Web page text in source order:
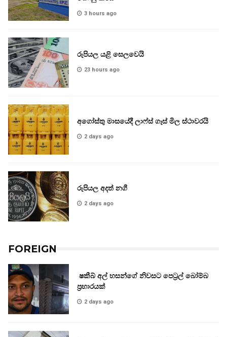
3 hours ago
රුපියල යළි සෙලවෙයි
23 hours ago
අගෝස්තු මාසයේදී ලාෆ්ස් ගෑස් මිල ස්ථාවරයි
2 days ago
රුපියල අදත් නගී
2 days ago
FOREIGN
ෂකීබ් අල් හසන්ගේ නිවසට පෙට්‍රල් බෝම්බ
ප්‍රහාරයක්
2 days ago